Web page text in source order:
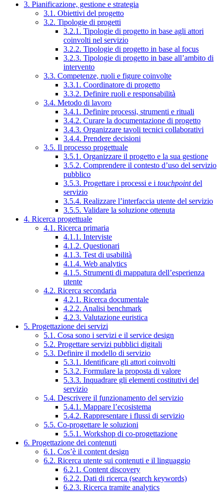
3. Pianificazione, gestione e strategia
3.1. Obiettivi del progetto
3.2. Tipologie di progetti
3.2.1. Tipologie di progetto in base agli attori
coinvolti nel servizio
3.2.2. Tipologie di progetto in base al focus
3.2.3. Tipologie di progetto in base all’ambito di
intervento
3.3. Competenze, ruoli e figure coinvolte
3.3.1. Coordinatore di progetto
3.3.2. Definire ruoli e responsabilità
3.4. Metodo di lavoro
3.4.1. Definire processi, strumenti e rituali
3.4.2. Curare la documentazione di progetto
3.4.3. Organizzare tavoli tecnici collaborativi
3.4.4. Prendere decisioni
3.5. Il processo progettuale
3.5.1. Organizzare il progetto e la sua gestione
3.5.2. Comprendere il contesto d’uso del servizio
pubblico
3.5.3. Progettare i processi e i touchpointdel
servizio
3.5.4. Realizzare l’interfaccia utente del servizio
3.5.5. Validare la soluzione ottenuta
4. Ricerca progettuale
4.1. Ricerca primaria
4.1.1. Interviste
4.1.2. Questionari
4.1.3. Test di usabilità
4.1.4. Web analytics
4.1.5. Strumenti di mappatura dell’esperienza
utente
4.2. Ricerca secondaria
4.2.1. Ricerca documentale
4.2.2. Analisi benchmark
4.2.3. Valutazione euristica
5. Progettazione dei servizi
5.1. Cosa sono i servizi e il service design
5.2. Progettare servizi pubblici digitali
5.3. Definire il modello di servizio
5.3.1. Identificare gli attori coinvolti
5.3.2. Formulare la proposta di valore
5.3.3. Inquadrare gli elementi costitutivi del
servizio
5.4. Descrivere il funzionamento del servizio
5.4.1. Mappare l’ecosistema
5.4.2. Rappresentare i flussi di servizio
5.5. Co-progettare le soluzioni
5.5.1. Workshop di co-progettazione
6. Progettazione dei contenuti
6.1. Cos’è il content design
6.2. Ricerca utente sui contenuti e il linguaggio
6.2.1. Content discovery
6.2.2. Dati di ricerca (search keywords)
6.2.3. Ricerca tramite analytics